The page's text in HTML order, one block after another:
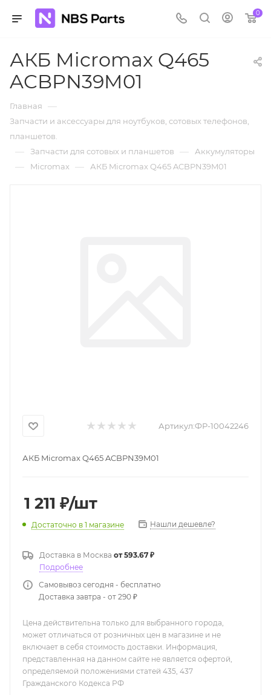
0
АКБ Micromax Q465
ACBPN39M01
Главная —
Запчасти и аксессуары для ноутбуков, сотовых телефонов,
планшетов.
— Запчасти для сотовых и планшетов — Аккумуляторы
— Micromax — АКБ Micromax Q465 ACBPN39M01
Артикул:ФР-10042246
АКБ Micromax Q465 ACBPN39M01
1 211 ₽/шт
Достаточно в 1 магазине Нашли дешевле?
Доставка в Москва от 593.67 ₽
Подробнее
Самовывоз сегодня - бесплатно
Доставка завтра - от 290 ₽
Цена действительна только для выбранного города,
может отличаться от розничных цен в магазине и не
включает в себя стоимость доставки. Информация,
представленная на данном сайте не является офертой,
определяемой положениями статей 435, 437
Гражданского Кодекса РФ